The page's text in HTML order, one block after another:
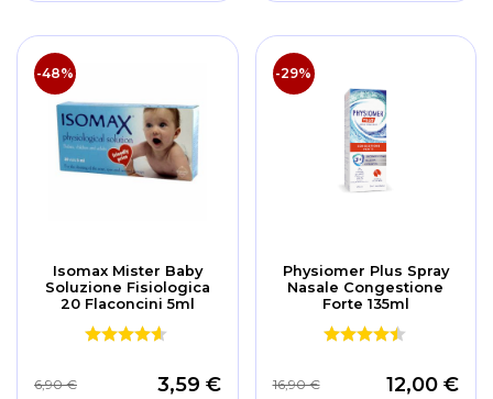
-48%
Isomax Mister Baby
Soluzione Fisiologica
20 Flaconcini 5ml
3,59 €
6,90 €
-29%
Physiomer Plus Spray
Nasale Congestione
Forte 135ml
12,00 €
16,90 €